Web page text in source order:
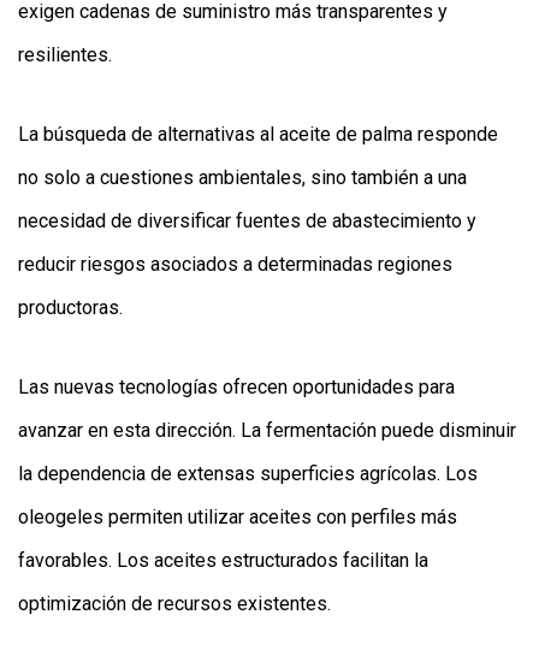
exigen cadenas de suministro más transparentes y
resilientes.
La búsqueda de alternativas al aceite de palma responde
no solo a cuestiones ambientales, sino también a una
necesidad de diversificar fuentes de abastecimiento y
reducir riesgos asociados a determinadas regiones
productoras.
Las nuevas tecnologías ofrecen oportunidades para
avanzar en esta dirección. La fermentación puede disminuir
la dependencia de extensas superficies agrícolas. Los
oleogeles permiten utilizar aceites con perfiles más
favorables. Los aceites estructurados facilitan la
optimización de recursos existentes.